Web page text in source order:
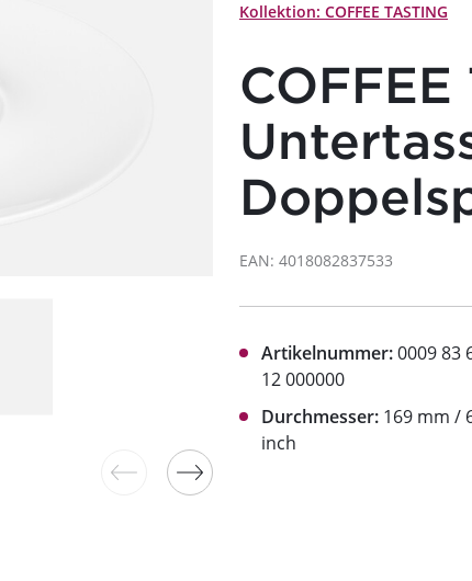
Kollektion: COFFEE TASTING
COFFEE
EAN: 4018082837533
Artikelnummer:0009 83
12 000000
Durchmesser: 169 mm /
inch